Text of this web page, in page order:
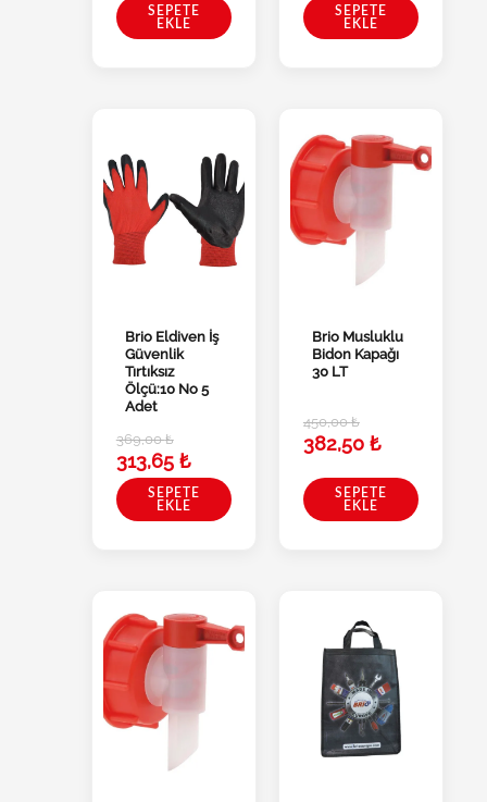
SEPETE
EKLE
SEPETE
EKLE
Brio Eldiven İş
Güvenlik
Tırtıksız
Ölçü:10 No 5
Adet
369,00₺
313,65 ₺
SEPETE
EKLE
Brio Musluklu
Bidon Kapağı
30 LT
450,00₺
382,50 ₺
SEPETE
EKLE